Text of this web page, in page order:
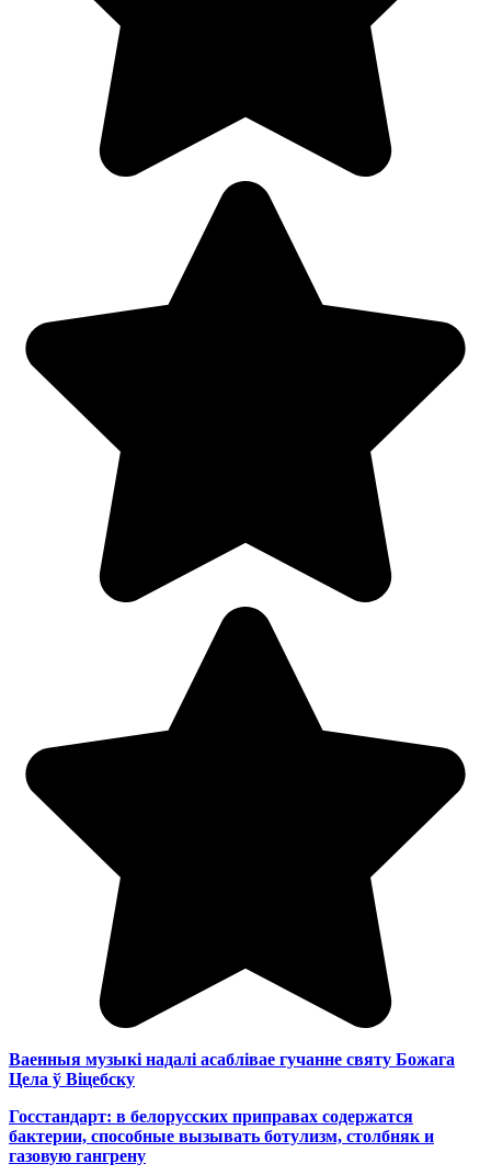
Ваенныя музыкі надалі асаблівае гучанне святу Божага
Цела ў Віцебску
Госстандарт: в белорусских приправах содержатся
бактерии, способные вызывать ботулизм, столбняк и
газовую гангрену